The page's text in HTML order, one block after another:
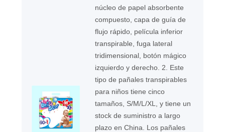
núcleo de papel absorbente
compuesto, capa de guía de
flujo rápido, película inferior
transpirable, fuga lateral
tridimensional, botón mágico
izquierdo y derecho. 2. Este
tipo de pañales transpirables
para niños tiene cinco
tamaños, S/M/L/XL, y tiene un
stock de suministro a largo
plazo en China. Los pañales